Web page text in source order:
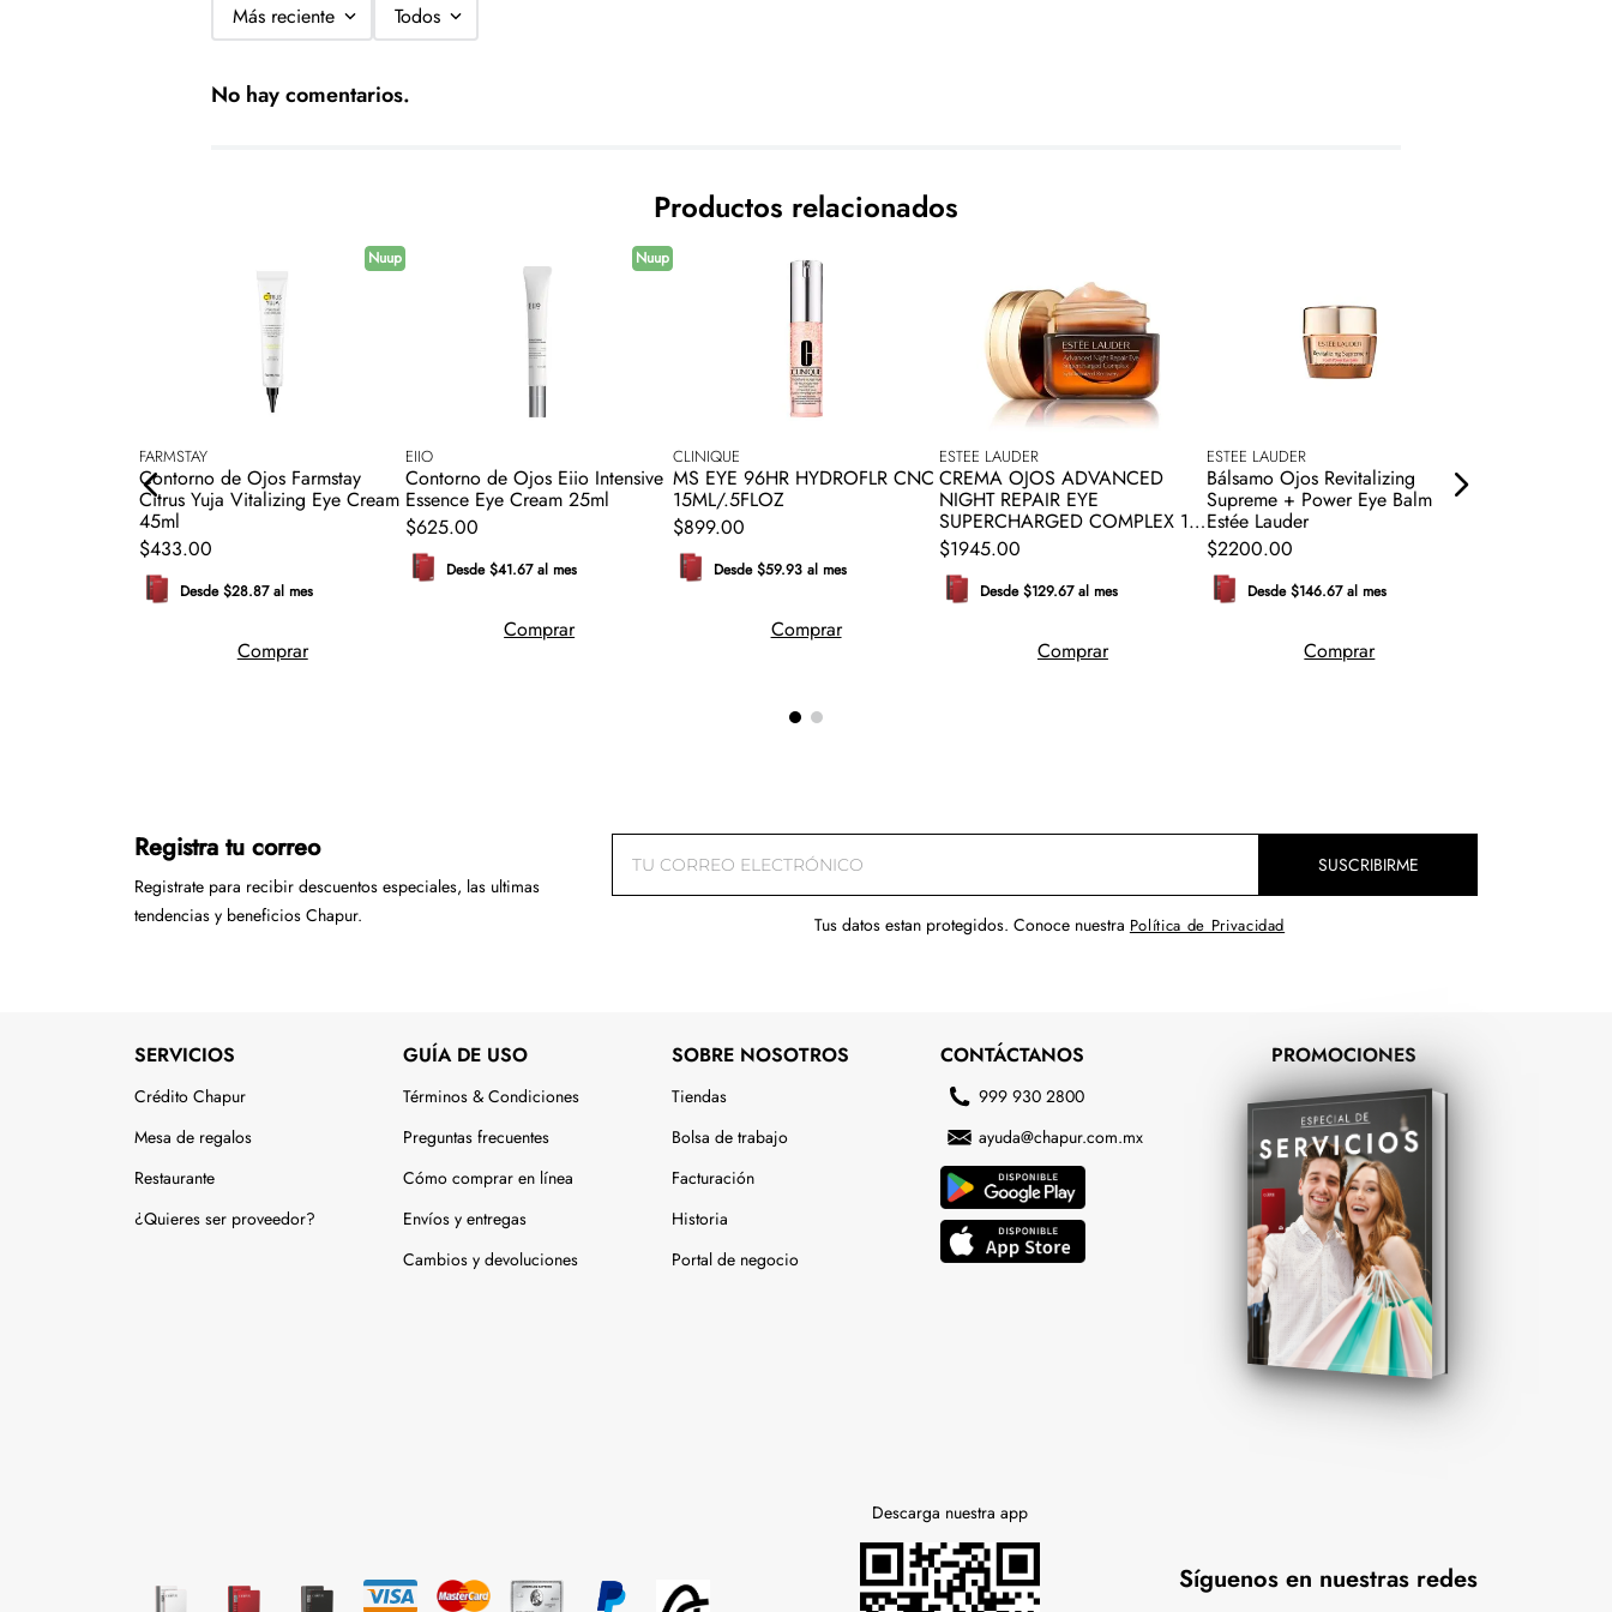
Más reciente Todos
No hay comentarios.
Productos relacionados
Nuup
FARMSTAY
Contorno de Ojos Farmstay
Citrus Yuja Vitalizing Eye Cream
45ml
$433.00
Desde $28.87 al mes
Comprar
Nuup
EIIO
Contorno de Ojos Eiio Intensive
Essence Eye Cream 25ml
$625.00
Desde $41.67 al mes
Comprar
CLINIQUE
MS EYE 96HR HYDROFLR CNC
15ML/.5FLOZ
$899.00
Desde $59.93 al mes
Comprar
ESTEE LAUDER
CREMA OJOS ADVANCED
NIGHT REPAIR EYE
SUPERCHARGED COMPLEX 15
ML
$1945.00
Desde $129.67 al mes
Comprar
ESTEE LAUDER
Bálsamo Ojos Revitalizing
Supreme + Power Eye Balm
Estée Lauder
$2200.00
Desde $146.67 al mes
Comprar
Registra tu correo
Registrate para recibir descuentos especiales, las ultimas
tendencias y beneficios Chapur.
SUSCRIBIRME
Tus datos estan protegidos. Conoce nuestra Política de Privacidad
SERVICIOS
Crédito Chapur
Mesa de regalos
Restaurante
¿Quieres ser proveedor?
GUÍA DE USO
Términos & Condiciones
Preguntas frecuentes
Cómo comprar en línea
Envíos y entregas
Cambios y devoluciones
SOBRE NOSOTROS
Tiendas
Bolsa de trabajo
Facturación
Historia
Portal de negocio
CONTÁCTANOS
999 930 2800
ayuda@chapur.com.mx
PROMOCIONES
Descarga nuestra app
Síguenos en nuestras redes